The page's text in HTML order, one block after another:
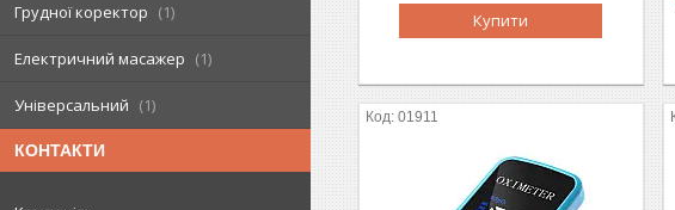
Грудної коректор 1
Електричний масажер 1
Універсальний 1
КОНТАКТИ
Купити
01911